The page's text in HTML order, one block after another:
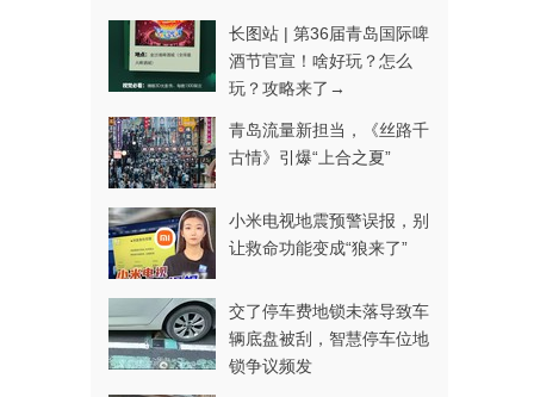
长图站 | 第36届青岛国际啤
酒节官宣！啥好玩？怎么
玩？攻略来了→
青岛流量新担当，《丝路千
古情》引爆“上合之夏”
小米电视地震预警误报，别
让救命功能变成“狼来了”
交了停车费地锁未落导致车
辆底盘被刮，智慧停车位地
锁争议频发